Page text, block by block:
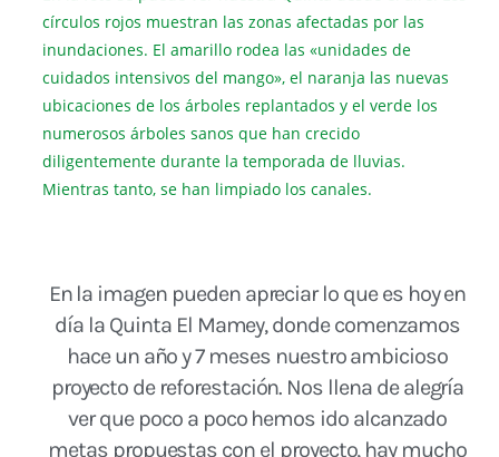
círculos rojos muestran las zonas afectadas por las
inundaciones. El amarillo rodea las «unidades de
cuidados intensivos del mango», el naranja las nuevas
ubicaciones de los árboles replantados y el verde los
numerosos árboles sanos que han crecido
diligentemente durante la temporada de lluvias.
Mientras tanto, se han limpiado los canales.
En la imagen pueden apreciar lo que es hoy en
día la Quinta El Mamey, donde comenzamos
hace un año y 7 meses nuestro ambicioso
proyecto de reforestación. Nos llena de alegría
ver que poco a poco hemos ido alcanzado
metas propuestas con el proyecto, hay mucho